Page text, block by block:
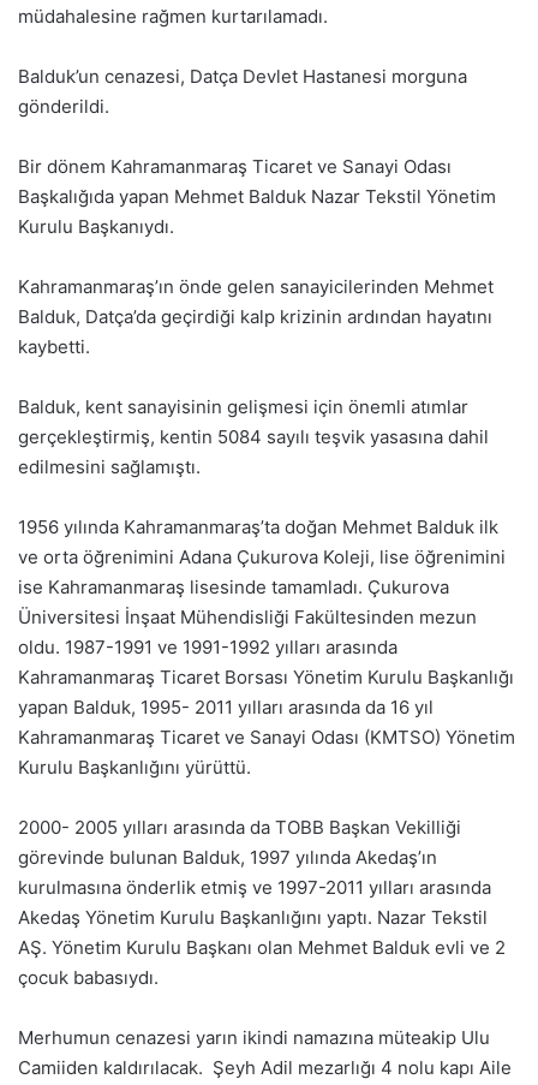
müdahalesine rağmen kurtarılamadı.
Balduk’un cenazesi, Datça Devlet Hastanesi morguna
gönderildi.
Bir dönem Kahramanmaraş Ticaret ve Sanayi Odası
Başkalığıda yapan Mehmet Balduk Nazar Tekstil Yönetim
Kurulu Başkanıydı.
Kahramanmaraş’ın önde gelen sanayicilerinden Mehmet
Balduk, Datça’da geçirdiği kalp krizinin ardından hayatını
kaybetti.
Balduk, kent sanayisinin gelişmesi için önemli atımlar
gerçekleştirmiş, kentin 5084 sayılı teşvik yasasına dahil
edilmesini sağlamıştı.
1956 yılında Kahramanmaraş’ta doğan Mehmet Balduk ilk
ve orta öğrenimini Adana Çukurova Koleji, lise öğrenimini
ise Kahramanmaraş lisesinde tamamladı. Çukurova
Üniversitesi İnşaat Mühendisliği Fakültesinden mezun
oldu. 1987-1991 ve 1991-1992 yılları arasında
Kahramanmaraş Ticaret Borsası Yönetim Kurulu Başkanlığı
yapan Balduk, 1995- 2011 yılları arasında da 16 yıl
Kahramanmaraş Ticaret ve Sanayi Odası (KMTSO) Yönetim
Kurulu Başkanlığını yürüttü.
2000- 2005 yılları arasında da TOBB Başkan Vekilliği
görevinde bulunan Balduk, 1997 yılında Akedaş’ın
kurulmasına önderlik etmiş ve 1997-2011 yılları arasında
Akedaş Yönetim Kurulu Başkanlığını yaptı. Nazar Tekstil
AŞ. Yönetim Kurulu Başkanı olan Mehmet Balduk evli ve 2
çocuk babasıydı.
Merhumun cenazesi yarın ikindi namazına müteakip Ulu
Camiiden kaldırılacak. Şeyh Adil mezarlığı 4 nolu kapı Aile